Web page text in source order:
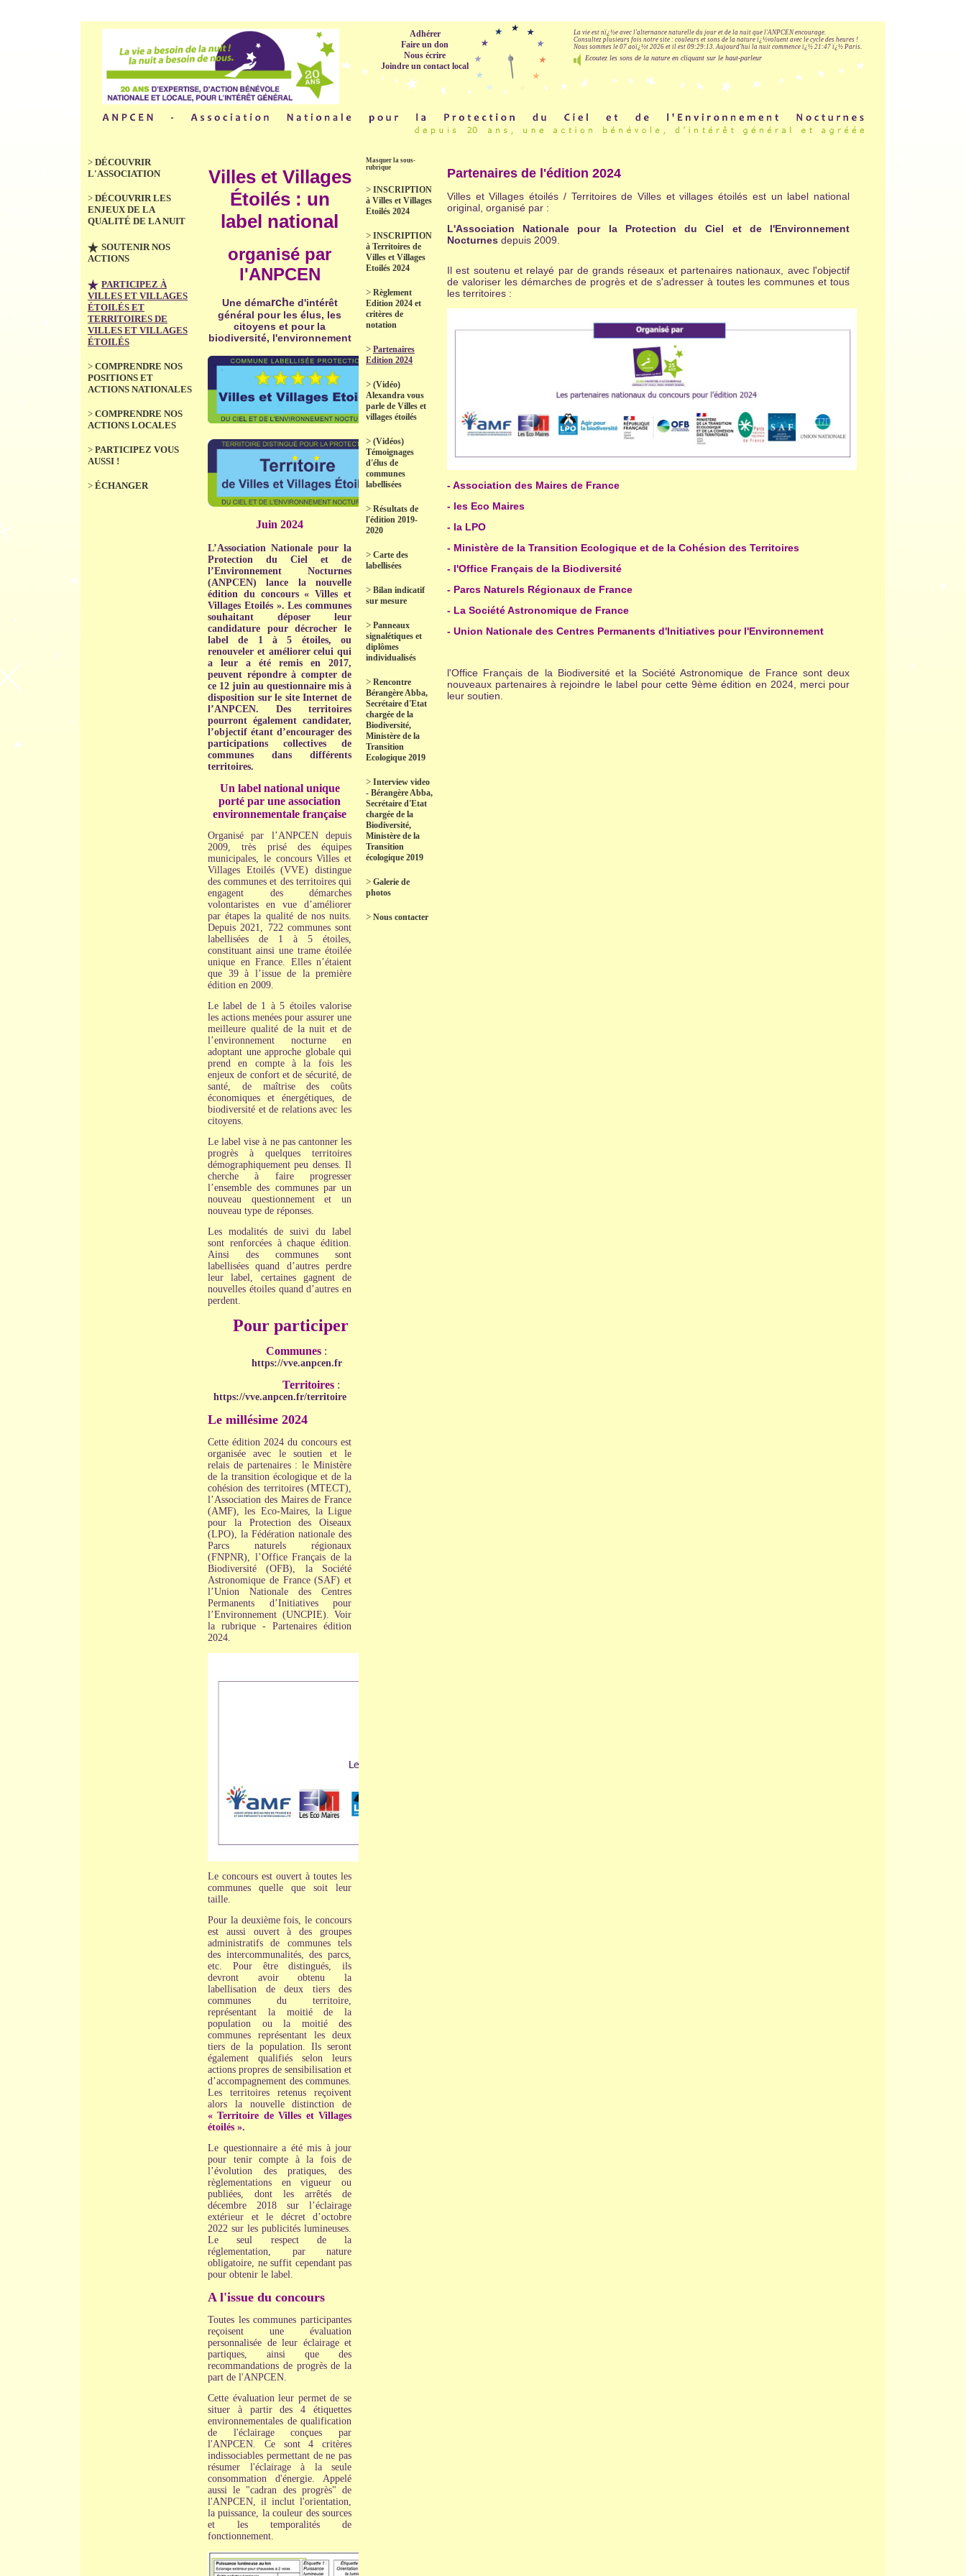
Adhérer
Faire un don
Nous écrire
Joindre un contact local
La vie est nï¿½e avec l'alternance naturelle du jour et de la nuit que l'ANPCEN encourage.
Consultez plusieurs fois notre site : couleurs et sons de la nature ï¿½voluent avec le cycle des heures !
Nous sommes le 07 aoï¿½t 2026 et il est 09:29:14.Aujourd'hui la nuit commence ï¿½ 21:47 ï¿½ Paris.
Ecoutez les sons de la nature en cliquant sur le haut-parleur
> DÉCOUVRIR
L'ASSOCIATION
> DÉCOUVRIR LES
ENJEUX DE LA
QUALITÉ DE LA NUIT
SOUTENIR NOS
ACTIONS
PARTICIPEZ À
VILLES ET VILLAGES
ÉTOILÉS ET
TERRITOIRES DE
VILLES ET VILLAGES
ÉTOILÉS
> COMPRENDRE NOS
POSITIONS ET
ACTIONS NATIONALES
> COMPRENDRE NOS
ACTIONS LOCALES
> PARTICIPEZ VOUS
AUSSI !
> ÉCHANGER
Villes et Villages
Étoilés : un
label national
organisé par
l'ANPCEN
Une démarche d'intérêt
général pour les élus, les
citoyens et pour la
biodiversité, l'environnement
Juin 2024
L’Association Nationale pour la
Protection du Ciel et de
l’Environnement Nocturnes
(ANPCEN) lance la nouvelle
édition du concours « Villes et
Villages Etoilés ». Les communes
souhaitant déposer leur
candidature pour décrocher le
label de 1 à 5 étoiles, ou
renouveler et améliorer celui qui
a leur a été remis en 2017,
peuvent répondre à compter de
ce 12 juin au questionnaire mis à
disposition sur le site Internet de
l’ANPCEN. Des territoires
pourront également candidater,
l’objectif étant d’encourager des
participations collectives de
communes dans différents
territoires.
Un label national unique
porté par une association
environnementale française
Organisé par l’ANPCEN depuis
2009, très prisé des équipes
municipales, le concours Villes et
Villages Etoilés (VVE) distingue
des communes et des territoires qui
engagent des démarches
volontaristes en vue d’améliorer
par étapes la qualité de nos nuits.
Depuis 2021, 722 communes sont
labellisées de 1 à 5 étoiles,
constituant ainsi une trame étoilée
unique en France. Elles n’étaient
que 39 à l’issue de la première
édition en 2009.
Le label de 1 à 5 étoiles valorise
les actions menées pour assurer une
meilleure qualité de la nuit et de
l’environnement nocturne en
adoptant une approche globale qui
prend en compte à la fois les
enjeux de confort et de sécurité, de
santé, de maîtrise des coûts
économiques et énergétiques, de
biodiversité et de relations avec les
citoyens.
Le label vise à ne pas cantonner les
progrès à quelques territoires
démographiquement peu denses. Il
cherche à faire progresser
l’ensemble des communes par un
nouveau questionnement et un
nouveau type de réponses.
Les modalités de suivi du label
sont renforcées à chaque édition.
Ainsi des communes sont
labellisées quand d’autres perdre
leur label, certaines gagnent de
nouvelles étoiles quand d’autres en
perdent.
Pour participer
Communes :
https://vve.anpcen.fr
Territoires :
https://vve.anpcen.fr/territoire
Le millésime 2024
Cette édition 2024 du concours est
organisée avec le soutien et le
relais de partenaires : le Ministère
de la transition écologique et de la
cohésion des territoires (MTECT),
l’Association des Maires de France
(AMF), les Eco-Maires, la Ligue
pour la Protection des Oiseaux
(LPO), la Fédération nationale des
Parcs naturels régionaux
(FNPNR), l’Office Français de la
Biodiversité (OFB), la Société
Astronomique de France (SAF) et
l’Union Nationale des Centres
Permanents d’Initiatives pour
l’Environnement (UNCPIE). Voir
la rubrique - Partenaires édition
2024.
Le concours est ouvert à toutes les
communes quelle que soit leur
taille.
Pour la deuxième fois, le concours
est aussi ouvert à des groupes
administratifs de communes tels
des intercommunalités, des parcs,
etc. Pour être distingués, ils
devront avoir obtenu la
labellisation de deux tiers des
communes du territoire,
représentant la moitié de la
population ou la moitié des
communes représentant les deux
tiers de la population. Ils seront
également qualifiés selon leurs
actions propres de sensibilisation et
d’accompagnement des communes.
Les territoires retenus reçoivent
alors la nouvelle distinction de
« Territoire de Villes et Villages
étoilés ».
Le questionnaire a été mis à jour
pour tenir compte à la fois de
l’évolution des pratiques, des
règlementations en vigueur ou
publiées, dont les arrêtés de
décembre 2018 sur l’éclairage
extérieur et le décret d’octobre
2022 sur les publicités lumineuses.
Le seul respect de la
réglementation, par nature
obligatoire, ne suffit cependant pas
pour obtenir le label.
A l'issue du concours
Toutes les communes participantes
reçoisent une évaluation
personnalisée de leur éclairage et
partiques, ainsi que des
recommandations de progrès de la
part de l'ANPCEN.
Cette évaluation leur permet de se
situer à partir des 4 étiquettes
environnementales de qualification
de l'éclairage conçues par
l'ANPCEN. Ce sont 4 critères
indissociables permettant de ne pas
résumer l'éclairage à la seule
consommation d'énergie. Appelé
aussi le "cadran des progrès" de
l'ANPCEN, il inclut l'orientation,
la puissance, la couleur des sources
et les temporalités de
fonctionnement.
Masquer la sous-
rubrique
> INSCRIPTION
à Villes et Villages
Etoilés 2024
> INSCRIPTION
à Territoires de
Villes et Villages
Etoilés 2024
> Règlement
Edition 2024 et
critères de
notation
> Partenaires
Edition 2024
> (Vidéo)
Alexandra vous
parle de Villes et
villages étoilés
> (Vidéos)
Témoignages
d'élus de
communes
labellisées
> Résultats de
l'édition 2019-
2020
> Carte des
labellisées
> Bilan indicatif
sur mesure
> Panneaux
signalétiques et
diplômes
individualisés
> Rencontre
Bérangère Abba,
Secrétaire d'Etat
chargée de la
Biodiversité,
Ministère de la
Transition
Ecologique 2019
> Interview video
- Bérangère Abba,
Secrétaire d'Etat
chargée de la
Biodiversité,
Ministère de la
Transition
écologique 2019
> Galerie de
photos
> Nous contacter
Partenaires de l'édition 2024
Villes et Villages étoilés / Territoires de Villes et villages étoilés est un label national
original, organisé par :
L'Association Nationale pour la Protection du Ciel et de l'Environnement
Nocturnes depuis 2009.
Il est soutenu et relayé par de grands réseaux et partenaires nationaux, avec l'objectif
de valoriser les démarches de progrès et de s'adresser à toutes les communes et tous
les territoires :
- Association des Maires de France
- les Eco Maires
- la LPO
- Ministère de la Transition Ecologique et de la Cohésion des Territoires
- l'Office Français de la Biodiversité
- Parcs Naturels Régionaux de France
- La Société Astronomique de France
- Union Nationale des Centres Permanents d'Initiatives pour l'Environnement
l'Office Français de la Biodiversité et la Société Astronomique de France sont deux
nouveaux partenaires à rejoindre le label pour cette 9ème édition en 2024, merci pour
leur soutien.